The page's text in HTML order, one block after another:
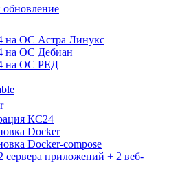
обновление
на ОС Астра Линукс
на ОС Дебиан
на ОС РЕД
КС24
Docker
Docker-compose
сервера приложений + 2 веб-